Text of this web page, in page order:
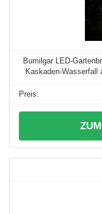
Bumilgar LED-
Kaskaden-Wasserfall